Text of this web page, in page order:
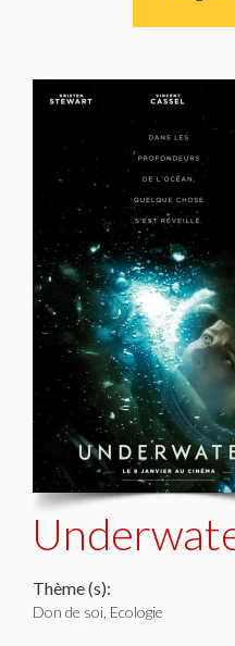
Thème (s):
Don de soi, Ecologie